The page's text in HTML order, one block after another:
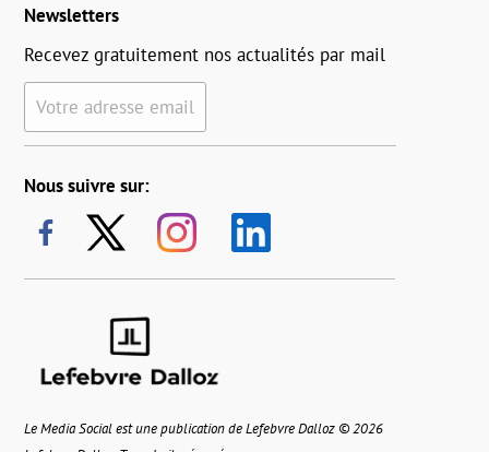
Newsletters
Recevez gratuitement nos actualités par mail
Votre adresse email
Nous suivre sur:
Le Media Social est une publication de Lefebvre Dalloz © 2026